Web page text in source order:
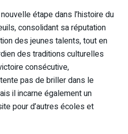
étape dans l’histoire du
consolidant sa réputation
des jeunes talents, tout en
des traditions culturelles
consécutive,
pas de briller dans le
il incarne également un
pour d’autres écoles et